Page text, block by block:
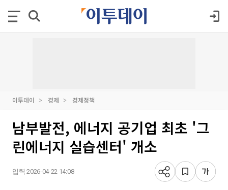
이투데이 경제 경제정책
남부발전, 에너지 공기업 최초 '그
린에너지 실습센터' 개소
입력 2026-04-22 14:08